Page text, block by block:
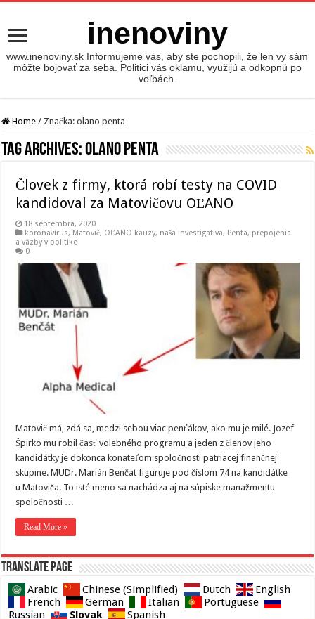
inenoviny
www.inenoviny.sk Informujeme vás, aby ste pochopili, že len vy sám
môžte bojovať za seba. Politici vás oklamu, využijú a odkopnú po
voľbách.
Home / Značka:olano penta
Tag Archives:olano penta
Človek z firmy, ktorá robí testy na COVID
kandidoval za Matovičovu OĽANO
18 septembra, 2020
koronavírus, Matovič, OĽANO kauzy, naša investigatíva, Penta, prepojenia
a väzby v politike
0
Matovič má, zdá sa, medzi sebou viac penťákov, ako mu je milé. Jozef
Špirko mu robil časť volebného programu a jeden z členov jeho
kandidátky je dokonca konateľom spoločnosti patriacej finančnej
skupine. MUDr. Marián Benčat figuruje pod číslom 74 na kandidátke
u Matoviča. To isté meno sa nachádza aj na súpiske manažmentu
spoločnosti …
Read More »
Translate page
Arabic Chinese (Simplified) Dutch
English
French
German Italian
Portuguese
Russian
Slovak Spanish